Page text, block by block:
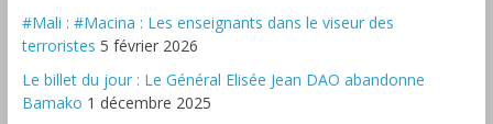
#Mali : #Macina : Les enseignants dans le viseur des
terroristes 5 février 2026
‎Le billet du jour : Le Général Elisée Jean DAO abandonne
Bamako 1 décembre 2025